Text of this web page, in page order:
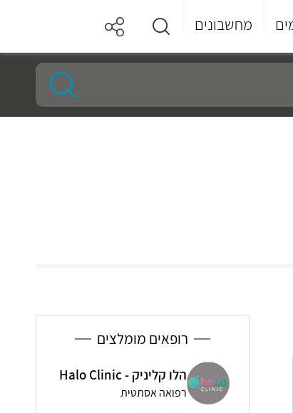
מחשבונים
רופאים מומלצים
הלו קליניק - Halo Clinic
רפואה אסתטית